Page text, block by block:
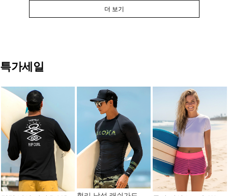
더 보기
특가세일